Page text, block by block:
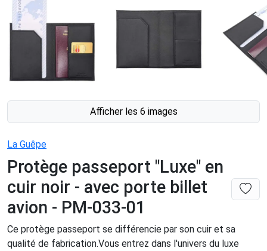
Afficher les 6 images
La Guêpe
Protège passeport "Luxe" en
cuir noir - avec porte billet
avion - PM-033-01
Ce protège passeport se différencie par son cuir et sa
qualité de fabrication.Vous entrez dans l'univers du luxe